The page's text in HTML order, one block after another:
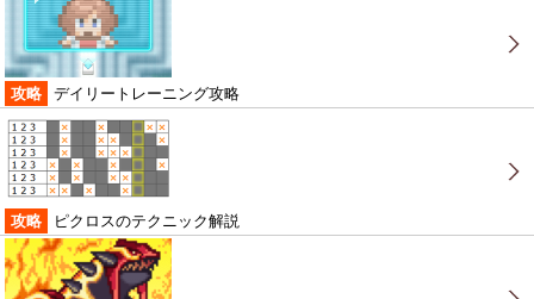
攻略 デイリートレーニング攻略
攻略 ピクロスのテクニック解説